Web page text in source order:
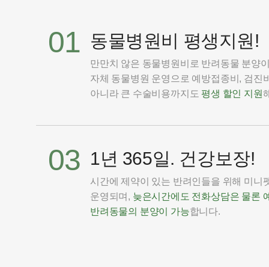
01 동물병원비 평생지원!
만만치 않은 동물병원비로 반려동물 분양
자체 동물병원 운영으로 예방접종비, 검진
아니라 큰 수술비용까지도 평생 할인 지원
03 1년 365일. 건강보장!
시간에 제약이 있는 반려인들을 위해 미니
운영되며, 늦은시간에도 전화상담은 물론
반려동물의 분양이 가능합니다.